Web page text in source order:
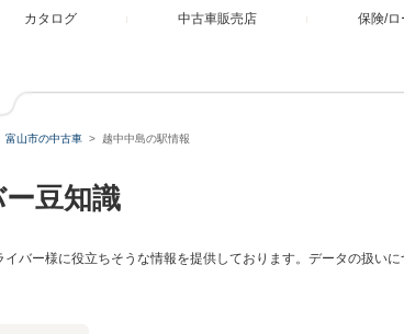
カタログ 中古車販売店 保険/ロ
富山市の中古車 越中中島の駅情報
豆知識
バー様に役立ちそうな情報を提供しております。データの扱い